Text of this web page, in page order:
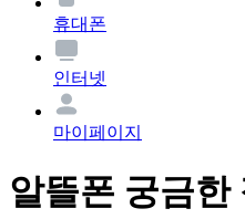
휴대폰
인터넷
마이페이지
알뜰폰 궁금한